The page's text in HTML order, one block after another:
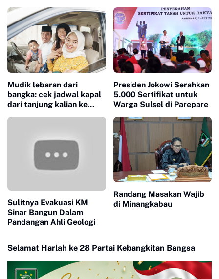
dokter.
Mudik lebaran dari
bangka: cek jadwal kapal
dari tanjung kalian ke
Presiden Jokowi Serahkan
5.000 Sertifikat untuk
Warga Sulsel di Parepare
Sulitnya Evakuasi KM
Sinar Bangun Dalam
Pandangan Ahli Geologi
Randang Masakan Wajib
di Minangkabau
Selamat Harlah ke 28 Partai Kebangkitan Bangsa